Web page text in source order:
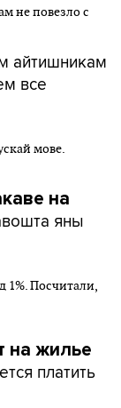
айтишникам
все
на
яны
на жилье
платить